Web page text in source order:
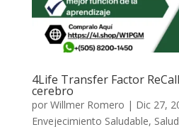
4Life Transfer Factor
cerebro
por Willmer Romero | Dic 27,
Envejecimiento Saludable,